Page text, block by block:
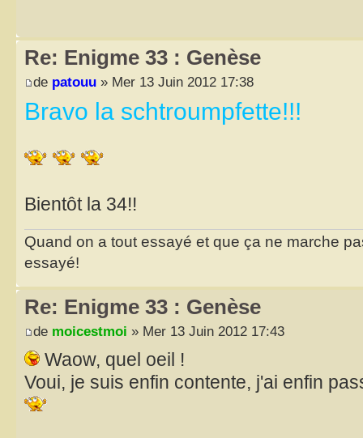
Re: Enigme 33 : Genèse
de patouu » Mer 13 Juin 2012 17:38
Bravo la schtroumpfette!!!
Bientôt la 34!!
Quand on a tout essayé et que ça ne marche
essayé!
Re: Enigme 33 : Genèse
de moicestmoi » Mer 13 Juin 2012 17:43
Waow, quel oeil !
Voui, je suis enfin contente, j'ai enfin